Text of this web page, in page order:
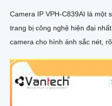
Camera IP VPH-C839AI là một
trang bị công nghệ hiện đại nhất hiện nay. Với
camera cho hình ảnh sắc nét,